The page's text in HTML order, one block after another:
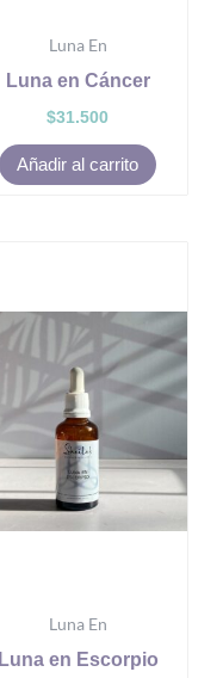
Luna En
Luna en Cáncer
$31.500
Añadir al carrito
Luna En
Luna en Escorpio